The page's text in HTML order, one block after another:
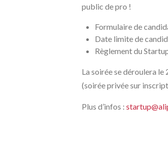
public de pro !
Formulaire de
Date limite de
Règlement du
La soirée se déroulera le
(soirée privée sur
Plus d’infos :